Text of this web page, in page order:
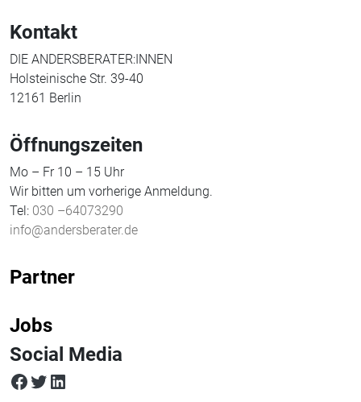
Kontakt
DIE ANDERSBERATER:INNEN
Holsteinische Str. 39-40
12161 Berlin
Öffnungszeiten
Mo – Fr 10 – 15 Uhr
Wir bitten um vorherige Anmeldung.
Tel: 030 –64073290
info@andersberater.de
Partner
Jobs
Social Media
facebook
twitterLinkedIn